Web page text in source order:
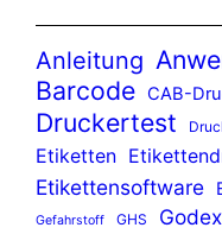
Anleitung
Barcode CAB-
Druckertest
Etiketten
Etikettensoftware
Gefahrstoff GHS